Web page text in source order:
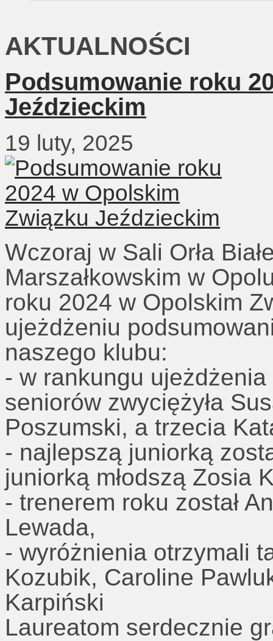
AKTUALNOŚCI
Podsumowanie roku
Jeździeckim
19 luty, 2025
Wczoraj w Sali Orła
Marszałkowskim w
roku 2024 w Opolskim
ujeżdżeniu
naszego klubu:
- w rankungu
seniorów zwyciężyła
Poszumski, a trzecia
- najlepszą juniorką
juniorką młodszą Zosia
- trenerem roku został
Lewada,
- wyróżnienia otrzymali
Kozubik, Caroline
Karpiński
Laureatom serdecznie